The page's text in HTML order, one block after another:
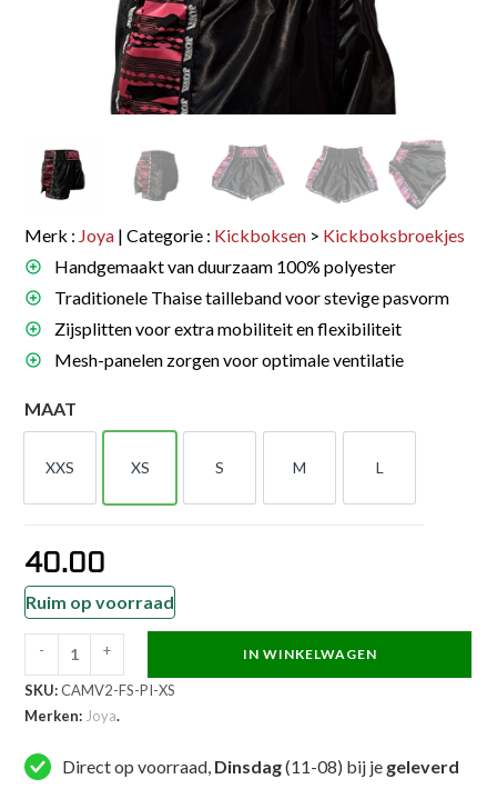
Merk : Joya | Categorie : Kickboksen > Kickboksbroekjes
Handgemaakt van duurzaam 100% polyester
Traditionele Thaise tailleband voor stevige pasvorm
Zijsplitten voor extra mobiliteit en flexibiliteit
Mesh-panelen zorgen voor optimale ventilatie
MAAT
XXS XS S M L
40.00
Ruim op voorraad
Camo
V2
Kickboksbroek
Roze
- + IN WINKELWAGEN
SKU:CAMV2-FS-PI-XS
Merken: Joya.
Direct op voorraad, Dinsdag(11-08) bij je geleverd